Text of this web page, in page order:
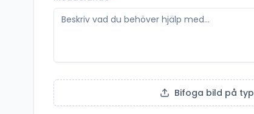
Bifoga bild på